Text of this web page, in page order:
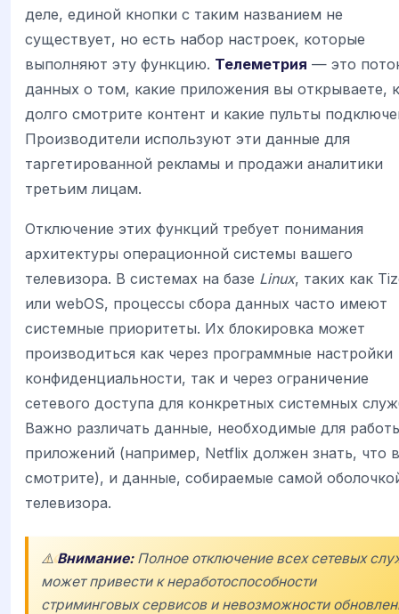
деле, единой кнопки с таким названием не
существует, но есть набор настроек, которые
выполняют эту функцию. Телеметрия — это
данных о том, какие приложения вы открываете,
долго смотрите контент и какие пульты
Производители используют эти данные для
таргетированной рекламы и продажи аналитики
третьим лицам.
Отключение этих функций требует понимания
архитектуры операционной системы вашего
телевизора. В системах на базе Linux, таких как
или webOS, процессы сбора данных часто имеют
системные приоритеты. Их блокировка может
производиться как через программные настройки
конфиденциальности, так и через ограничение
сетевого доступа для конкретных системных
Важно различать данные, необходимые для
приложений (например, Netflix должен знать, что
смотрите), и данные, собираемые самой
телевизора.
⚠️Внимание:Полное отключение всех сетевых
может привести к неработоспособности
стриминговых сервисов и невозможности